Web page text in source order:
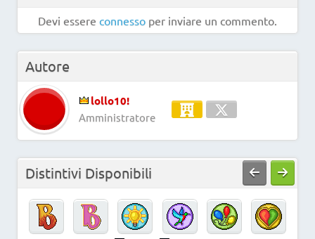
Devi essere connesso per inviare un commento.
Autore
lollo10!
Amministratore
Distintivi Disponibili